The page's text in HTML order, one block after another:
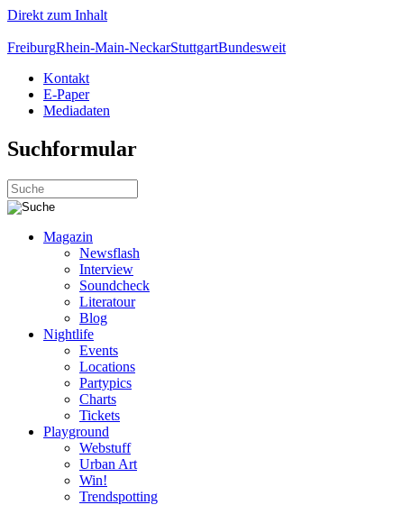
Direkt zum Inhalt
FreiburgRhein-Main-NeckarStuttgartBundesweit
Kontakt
E-Paper
Mediadaten
Suchformular
Magazin
Newsflash
Interview
Soundcheck
Literatour
Blog
Nightlife
Events
Locations
Partypics
Charts
Tickets
Playground
Webstuff
Urban Art
Win!
Trendspotting